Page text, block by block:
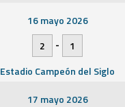
16 mayo 2026
2
-
1
Estadio Campeón del Siglo
17 mayo 2026